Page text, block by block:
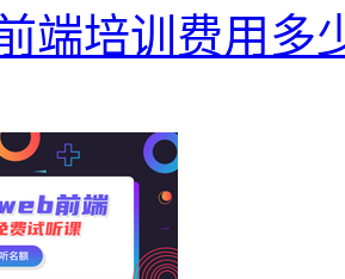
端培训费用多